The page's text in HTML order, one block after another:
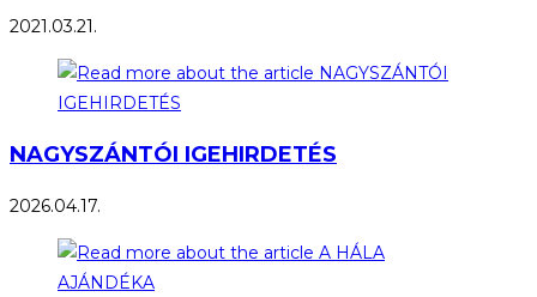
2021.03.21.
NAGYSZÁNTÓI IGEHIRDETÉS
2026.04.17.